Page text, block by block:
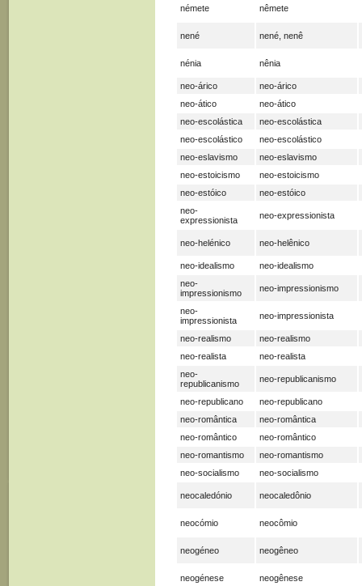
némete nêmete
nené nené, nenê
nénia nênia
neo-árico
neo-árico
neo-ático
neo-ático
neo-escolástica
neo-escolástica
neo-escolástico
neo-escolástico
neo-eslavismo
neo-eslavismo
neo-estoicismo
neo-estoicismo
neo-estóico
neo-estóico
neo-
expressionista
neo-expressionista
neo-helénico neo-helênico
neo-idealismo
neo-idealismo
neo-
impressionismo
neo-impressionismo
neo-
impressionista
neo-impressionista
neo-realismo
neo-realismo
neo-realista
neo-realista
neo-
republicanismo
neo-republicanismo
neo-republicano
neo-republicano
neo-romântica
neo-romântica
neo-romântico
neo-romântico
neo-romantismo
neo-romantismo
neo-socialismo
neo-socialismo
neocaledónio neocaledônio
neocómio neocômio
neogéneo neogêneo
neogénese neogênese